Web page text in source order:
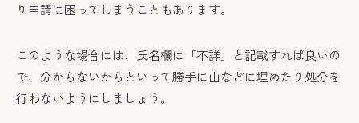
り申請に困ってしまうこともあります。
このような場合には、氏名欄に「不詳」と記載すれば良いの
で、分からないからといって勝手に山などに埋めたり処分を
行わないようにしましょう。